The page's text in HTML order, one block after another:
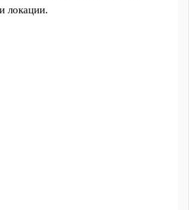
локации.